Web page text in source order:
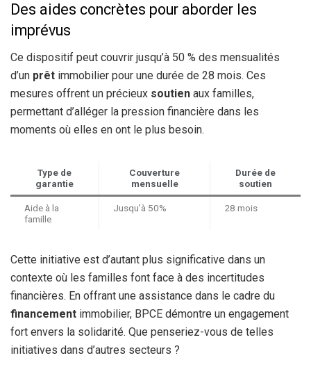
Des aides concrètes pour aborder les
imprévus
Ce dispositif peut couvrir jusqu’à 50 % des mensualités
d’un prêt immobilier pour une durée de 28 mois. Ces
mesures offrent un précieux soutien aux familles,
permettant d’alléger la pression financière dans les
moments où elles en ont le plus besoin.
Type de
garantie
Couverture
mensuelle
Durée de
soutien
Aide à la
famille
Jusqu’à 50% 28 mois
Cette initiative est d’autant plus significative dans un
contexte où les familles font face à des incertitudes
financières. En offrant une assistance dans le cadre du
financement immobilier, BPCE démontre un engagement
fort envers la solidarité. Que penseriez-vous de telles
initiatives dans d’autres secteurs ?